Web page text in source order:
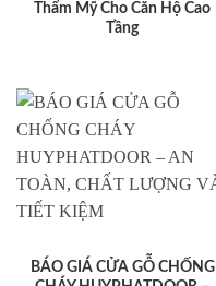
Thẩm Mỹ Cho Căn Hộ Cao
Tầng
BÁO GIÁ CỬA GỖ CHỐNG